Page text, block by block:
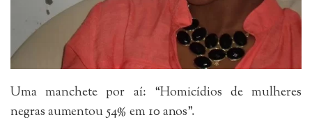
Uma manchete por aí: “Homicídios de mulheres
negras aumentou 54% em 10 anos”.